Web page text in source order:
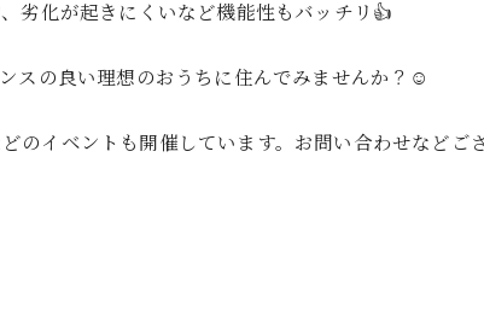
劣化が起きにくいなど機能性もバッチリ👍
スの良い理想のおうちに住んでみませんか？☺️
のイベントも開催しています。お問い合わせなど